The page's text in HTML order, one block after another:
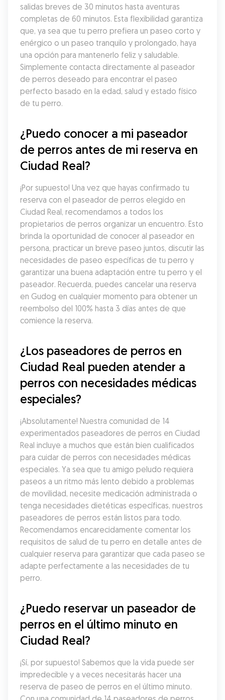
salidas breves de 30 minutos hasta aventuras
completas de 60 minutos. Esta flexibilidad garantiza
que, ya sea que tu perro prefiera un paseo corto y
enérgico o un paseo tranquilo y prolongado, haya
una opción para mantenerlo feliz y saludable.
Simplemente contacta directamente al paseador
de perros deseado para encontrar el paseo
perfecto basado en la edad, salud y estado físico
de tu perro.
¿Puedo conocer a mi paseador
de perros antes de mi reserva en
Ciudad Real?
¡Por supuesto! Una vez que hayas confirmado tu
reserva con el paseador de perros elegido en
Ciudad Real, recomendamos a todos los
propietarios de perros organizar un encuentro. Esto
brinda la oportunidad de conocer al paseador en
persona, practicar un breve paseo juntos, discutir las
necesidades de paseo específicas de tu perro y
garantizar una buena adaptación entre tu perro y el
paseador. Recuerda, puedes cancelar una reserva
en Gudog en cualquier momento para obtener un
reembolso del 100% hasta 3 días antes de que
comience la reserva.
¿Los paseadores de perros en
Ciudad Real pueden atender a
perros con necesidades médicas
especiales?
¡Absolutamente! Nuestra comunidad de 14
experimentados paseadores de perros en Ciudad
Real incluye a muchos que están bien cualificados
para cuidar de perros con necesidades médicas
especiales. Ya sea que tu amigo peludo requiera
paseos a un ritmo más lento debido a problemas
de movilidad, necesite medicación administrada o
tenga necesidades dietéticas específicas, nuestros
paseadores de perros están listos para todo.
Recomendamos encarecidamente comentar los
requisitos de salud de tu perro en detalle antes de
cualquier reserva para garantizar que cada paseo se
adapte perfectamente a las necesidades de tu
perro.
¿Puedo reservar un paseador de
perros en el último minuto en
Ciudad Real?
¡Sí, por supuesto! Sabemos que la vida puede ser
impredecible y a veces necesitarás hacer una
reserva de paseo de perros en el último minuto.